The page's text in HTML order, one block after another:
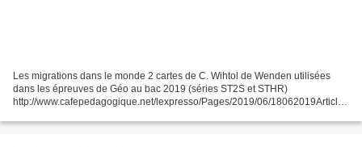
Les migrations dans le monde 2 cartes de C. Wihtol de Wenden utilisées
dans les épreuves de Géo au bac 2019 (séries ST2S et STHR)
http://www.cafepedagogique.net/lexpresso/Pages/2019/06/18062019Article6